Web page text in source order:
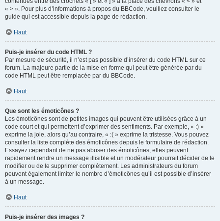
« > ». Pour plus d’informations à propos du BBCode, veuillez consulter le
guide qui est accessible depuis la page de rédaction.
Haut
Puis-je insérer du code HTML ?
Par mesure de sécurité, il n’est pas possible d’insérer du code HTML sur ce
forum. La majeure partie de la mise en forme qui peut être générée par du
code HTML peut être remplacée par du BBCode.
Haut
Que sont les émoticônes ?
Les émoticônes sont de petites images qui peuvent être utilisées grâce à un
code court et qui permettent d’exprimer des sentiments. Par exemple, « :) »
exprime la joie, alors qu’au contraire, « :( » exprime la tristesse. Vous pouvez
consulter la liste complète des émoticônes depuis le formulaire de rédaction.
Essayez cependant de ne pas abuser des émoticônes, elles peuvent
rapidement rendre un message illisible et un modérateur pourrait décider de le
modifier ou de le supprimer complètement. Les administrateurs du forum
peuvent également limiter le nombre d’émoticônes qu’il est possible d’insérer
à un message.
Haut
Puis-je insérer des images ?